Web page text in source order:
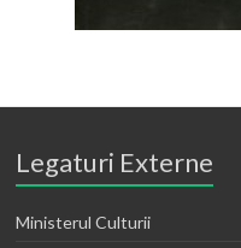
Legaturi Externe
Ministerul Culturii